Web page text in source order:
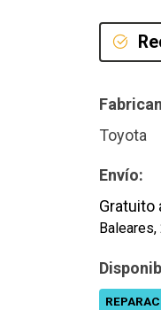
Toyota
Envío:
Gratuito